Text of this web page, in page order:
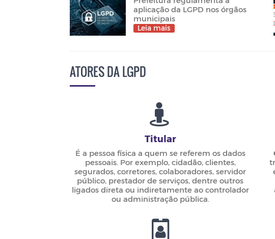
aplicação da LGPD nos órgãos
municipais
Leia mais
ATORES DA LGPD
Titular
É a pessoa física a quem se referem os dados
pessoais. Por exemplo, cidadão, clientes,
segurados, corretores, colaboradores, servidor
público, prestador de serviços, dentre outros
ligados direta ou indiretamente ao controlador
ou administração pública.